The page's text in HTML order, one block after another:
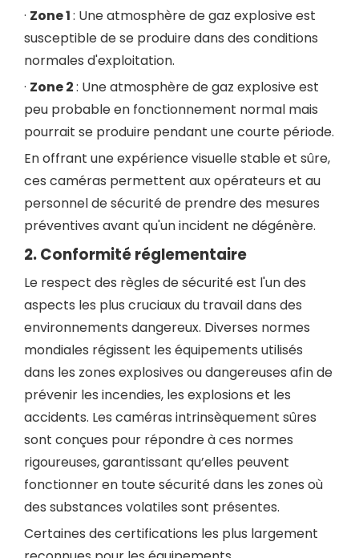
· Zone 1: Une atmosphère de gaz explosive est
susceptible de se produire dans des conditions
normales d'exploitation.
· Zone 2: Une atmosphère de gaz explosive est
peu probable en fonctionnement normal mais
pourrait se produire pendant une courte période.
En offrant une expérience visuelle stable et sûre,
ces caméras permettent aux opérateurs et au
personnel de sécurité de prendre des mesures
préventives avant qu'un incident ne dégénère.
2.Conformitéréglementaire
Le respect des règles de sécurité est l'un des
aspects les plus cruciaux du travail dans des
environnements dangereux. Diverses normes
mondiales régissent les équipements utilisés
dans les zones explosives ou dangereuses afin de
prévenir les incendies, les explosions et les
accidents. Les caméras intrinsèquement sûres
sont conçues pour répondre à ces normes
rigoureuses, garantissant qu’elles peuvent
fonctionner en toute sécurité dans les zones où
des substances volatiles sont présentes.
Certaines des certifications les plus largement